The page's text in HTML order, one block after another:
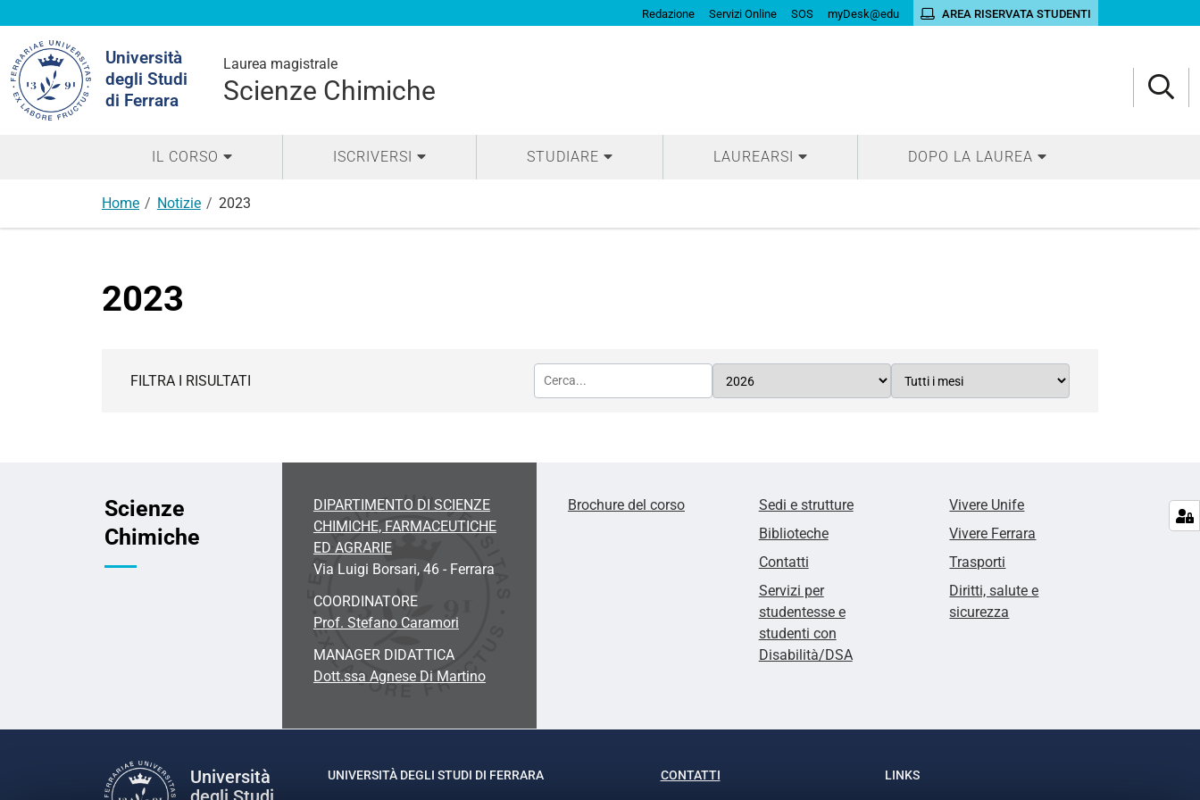
Redazione Servizi Online SOS myDesk@edu AREA RISERVATA STUDENTI
Università
degli Studi
di Ferrara
Laurea magistrale
Scienze Chimiche
nel
sito
IL CORSO ISCRIVERSI STUDIARE LAUREARSI DOPO LA LAUREA
Home Notizie 2023
2023
FILTRA I RISULTATI
Scienze
Chimiche
DIPARTIMENTO DI SCIENZE
CHIMICHE, FARMACEUTICHE
ED AGRARIE
Via Luigi Borsari, 46 - Ferrara
COORDINATORE
Prof. Stefano Caramori
MANAGER DIDATTICA
Dott.ssa Agnese Di Martino
Brochure del corso
Sedi e strutture
Biblioteche
Contatti
Servizi per
studentesse e
studenti con
Disabilità/DSA
Vivere Unife
Vivere Ferrara
Trasporti
Diritti, salute e
sicurezza
Università
UNIVERSITÀ DEGLI STUDI DI FERRARA CONTATTI LINKS